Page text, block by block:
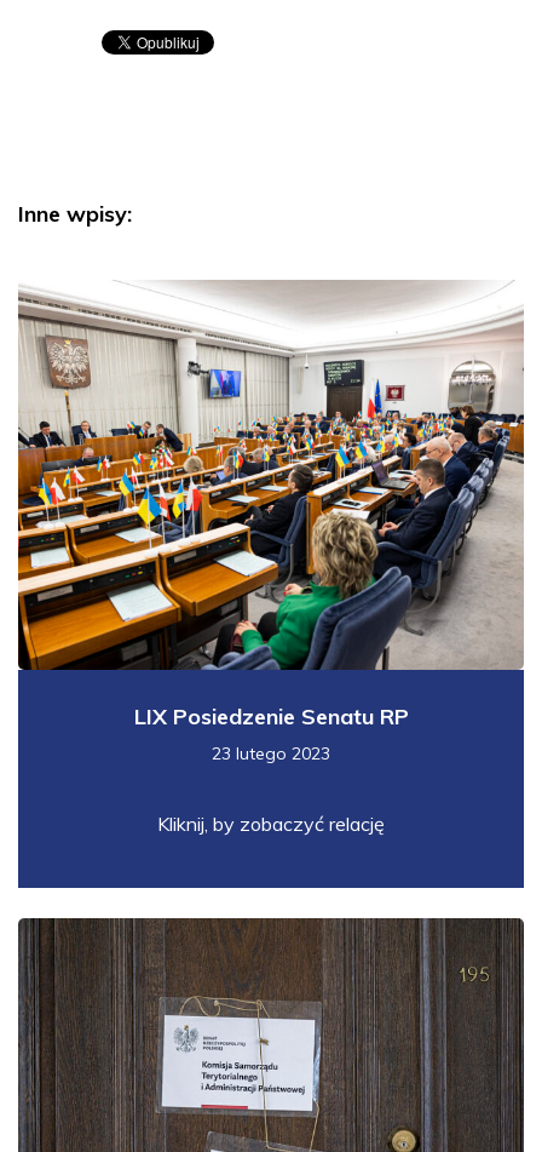
Inne wpisy:
LIX Posiedzenie Senatu RP
23 lutego 2023
Kliknij, by zobaczyć relację